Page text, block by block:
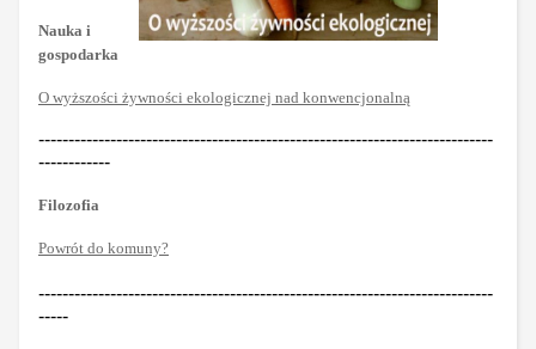
Nauka i
gospodarka
O wyższości żywności ekologicznej nad konwencjonalną
----------------------------------------------------------------------------
------------
Filozofia
Powrót do komuny?
----------------------------------------------------------------------------
-----